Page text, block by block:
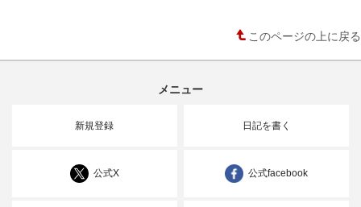
このページの上に戻る
メニュー
新規登録 日記を書く
公式X 公式facebook